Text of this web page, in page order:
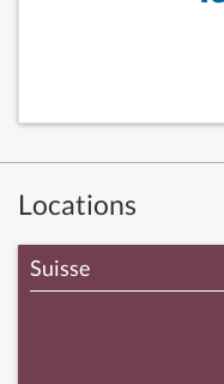
Locations
Suisse